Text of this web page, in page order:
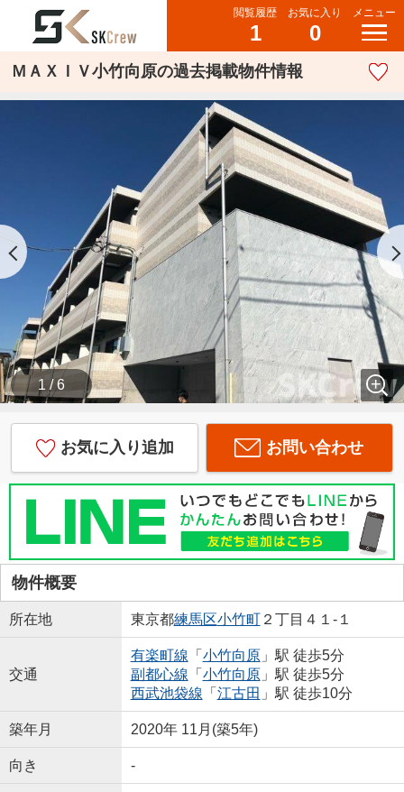
閲覧履歴
1
お気に入り
0
メニュー
ＭＡＸＩＶ小竹向原の過去掲載物件情報
1 / 6
お気に入り追加 お問い合わせ
物件概要
所在地 東京都練馬区小竹町２丁目４１-１
交通
有楽町線 「 小竹向原」駅 徒歩5分
副都心線 「 小竹向原」駅 徒歩5分
西武池袋線 「 江古田 」駅 徒歩10分
築年月 2020年 11月(築5年)
向き -